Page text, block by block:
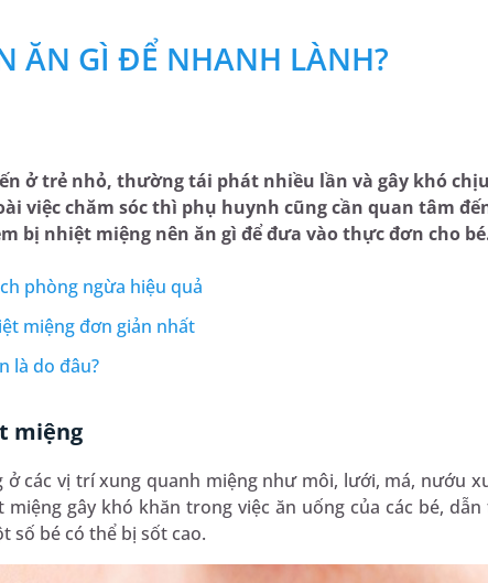
ĂN GÌ ĐỂ NHANH LÀNH?
ở trẻ nhỏ, thường tái phát nhiều lần và gây khó chịu
việc chăm sóc thì phụ huynh cũng cần quan tâm
bị nhiệt miệng nên ăn gì để đưa vào thực đơn cho
phòng ngừa hiệu quả
miệng đơn giản nhất
là do đâu?
miệng
các vị trí xung quanh miệng như môi, lưới, má, nướu
gây khó khăn trong việc ăn uống của các bé, dẫn
số bé có thể bị sốt cao.